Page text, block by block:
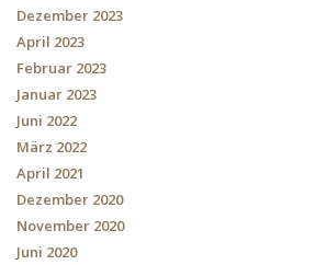
Dezember 2023
April 2023
Februar 2023
Januar 2023
Juni 2022
März 2022
April 2021
Dezember 2020
November 2020
Juni 2020